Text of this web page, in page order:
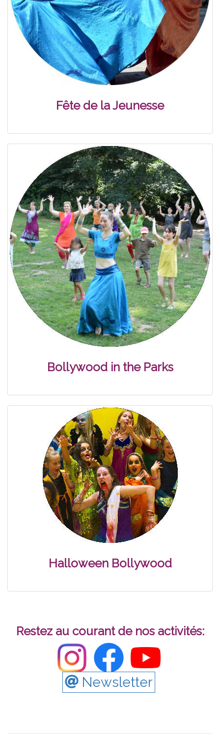
Fête de la Jeunesse
Bollywood in the Parks
Halloween Bollywood
Restez au courant de nos activités:
Newsletter